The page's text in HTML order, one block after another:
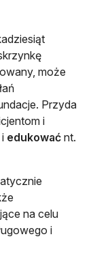
może
Przyda
i
i edukować nt.
na celu
i